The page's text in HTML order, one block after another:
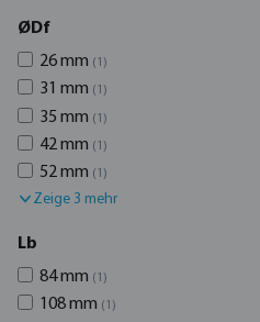
ØDf
26 mm (1)
31 mm (1)
35 mm (1)
42 mm (1)
52 mm (1)
Zeige 3 mehr
Lb
84 mm (1)
108 mm (1)